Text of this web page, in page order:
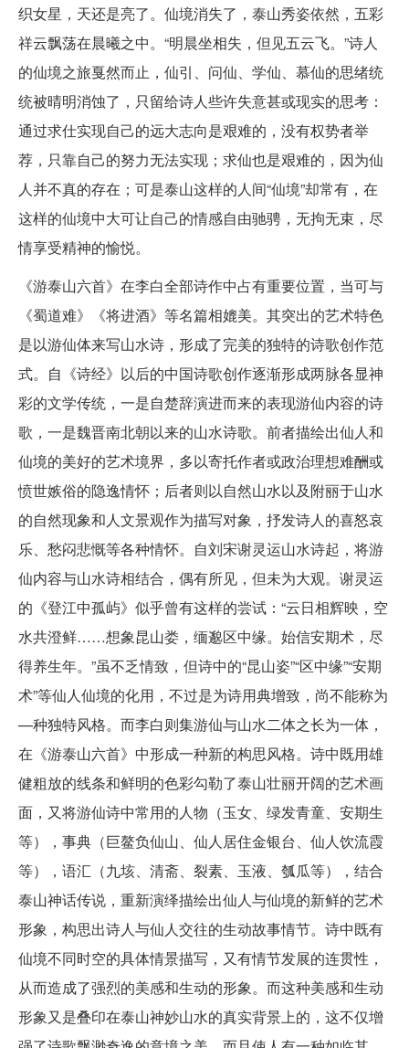
织女星，天还是亮了。仙境消失了，泰山秀姿依然，五彩
祥云飘荡在晨曦之中。“明晨坐相失，但见五云飞。”诗人
的仙境之旅戛然而止，仙引、问仙、学仙、慕仙的思绪统
统被晴明消蚀了，只留给诗人些许失意甚或现实的思考：
通过求仕实现自己的远大志向是艰难的，没有权势者举
荐，只靠自己的努力无法实现；求仙也是艰难的，因为仙
人并不真的存在；可是泰山这样的人间“仙境”却常有，在
这样的仙境中大可让自己的情感自由驰骋，无拘无束，尽
情享受精神的愉悦。
《游泰山六首》在李白全部诗作中占有重要位置，当可与
《蜀道难》《将进酒》等名篇相媲美。其突出的艺术特色
是以游仙体来写山水诗，形成了完美的独特的诗歌创作范
式。自《诗经》以后的中国诗歌创作逐渐形成两脉各显神
彩的文学传统，一是自楚辞演进而来的表现游仙内容的诗
歌，一是魏晋南北朝以来的山水诗歌。前者描绘出仙人和
仙境的美好的艺术境界，多以寄托作者或政治理想难酬或
愤世嫉俗的隐逸情怀；后者则以自然山水以及附丽于山水
的自然现象和人文景观作为描写对象，抒发诗人的喜怒哀
乐、愁闷悲慨等各种情怀。自刘宋谢灵运山水诗起，将游
仙内容与山水诗相结合，偶有所见，但未为大观。谢灵运
的《登江中孤屿》似乎曾有这样的尝试：“云日相辉映，空
水共澄鲜……想象昆山娄，缅邈区中缘。始信安期术，尽
得养生年。”虽不乏情致，但诗中的“昆山姿”“区中缘”“安期
术”等仙人仙境的化用，不过是为诗用典增致，尚不能称为
—种独特风格。而李白则集游仙与山水二体之长为一体，
在《游泰山六首》中形成一种新的构思风格。诗中既用雄
健粗放的线条和鲜明的色彩勾勒了泰山壮丽开阔的艺术画
面，又将游仙诗中常用的人物（玉女、绿发青童、安期生
等），事典（巨鳌负仙山、仙人居住金银台、仙人饮流霞
等），语汇（九垓、清斋、裂素、玉液、瓠瓜等），结合
泰山神话传说，重新演绎描绘出仙人与仙境的新鲜的艺术
形象，构思出诗人与仙人交往的生动故事情节。诗中既有
仙境不同时空的具体情景描写，又有情节发展的连贯性，
从而造成了强烈的美感和生动的形象。而这种美感和生动
形象又是叠印在泰山神妙山水的真实背景上的，这不仅增